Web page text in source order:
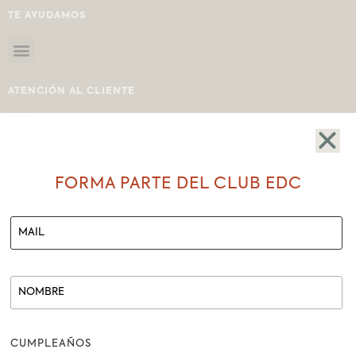
TE AYUDAMOS
ATENCIÓN AL CLIENTE
SHOWROOM
LOJA-ECUADOR
REDES SOCIALES
FORMA PARTE DEL CLUB EDC
CUMPLEAÑOS